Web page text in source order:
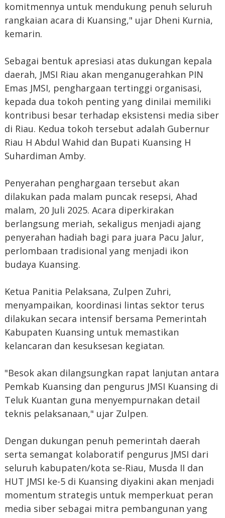
komitmennya untuk mendukung penuh seluruh
rangkaian acara di Kuansing," ujar Dheni Kurnia,
kemarin.
Sebagai bentuk apresiasi atas dukungan kepala
daerah, JMSI Riau akan menganugerahkan PIN
Emas JMSI, penghargaan tertinggi organisasi,
kepada dua tokoh penting yang dinilai memiliki
kontribusi besar terhadap eksistensi media siber
di Riau. Kedua tokoh tersebut adalah Gubernur
Riau H Abdul Wahid dan Bupati Kuansing H
Suhardiman Amby.
Penyerahan penghargaan tersebut akan
dilakukan pada malam puncak resepsi, Ahad
malam, 20 Juli 2025. Acara diperkirakan
berlangsung meriah, sekaligus menjadi ajang
penyerahan hadiah bagi para juara Pacu Jalur,
perlombaan tradisional yang menjadi ikon
budaya Kuansing.
Ketua Panitia Pelaksana, Zulpen Zuhri,
menyampaikan, koordinasi lintas sektor terus
dilakukan secara intensif bersama Pemerintah
Kabupaten Kuansing untuk memastikan
kelancaran dan kesuksesan kegiatan.
"Besok akan dilangsungkan rapat lanjutan antara
Pemkab Kuansing dan pengurus JMSI Kuansing di
Teluk Kuantan guna menyempurnakan detail
teknis pelaksanaan," ujar Zulpen.
Dengan dukungan penuh pemerintah daerah
serta semangat kolaboratif pengurus JMSI dari
seluruh kabupaten/kota se-Riau, Musda II dan
HUT JMSI ke-5 di Kuansing diyakini akan menjadi
momentum strategis untuk memperkuat peran
media siber sebagai mitra pembangunan yang